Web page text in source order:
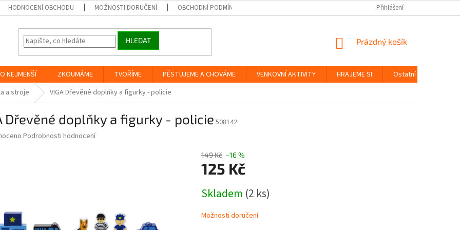
HODNOCENÍ OBCHODU MOŽNOSTI DORUČENÍ OBCHODNÍ PODMÍNKY ZÁSADY OCHRANY
Přihlášení
HLEDAT
NÁKUPNÍ
Prázdný košík
NEJMENŠÍ ZKOUMÁME TVOŘÍME PĚSTUJEME A CHOVÁME VENKOVNÍ AKTIVITY HRAJEME SI Ostatní
a stroje VIGA Dřevěné doplňky a figurky - policie
Dřevěné doplňky a figurky - policie 508142
Podrobnosti hodnocení
149 Kč –16 %
125 Kč
cena:
Skladem (2 ks)
Možnosti doručení